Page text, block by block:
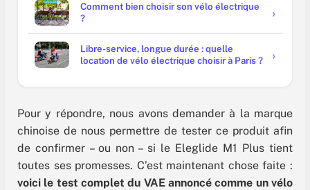
Comment bien choisir son vélo électrique
?
Libre-service, longue durée : quelle
location de vélo électrique choisir à Paris ?
Pour y répondre, nous avons demander à la marque
chinoise de nous permettre de tester ce produit afin
de confirmer – ou non – si le Eleglide M1 Plus tient
toutes ses promesses. C’est maintenant chose faite :
voici le test complet du VAE annoncé comme un vélo